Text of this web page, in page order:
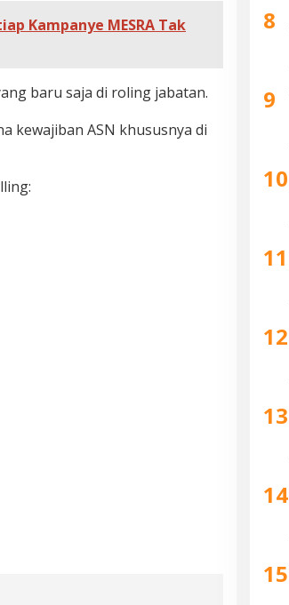
Kampanye MESRA Tak
baru saja di roling jabatan.
kewajiban ASN khususnya di
8
9
10
11
12
13
14
15